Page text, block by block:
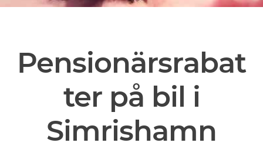
Pensionärsrabat
ter på bil i
Simrishamn